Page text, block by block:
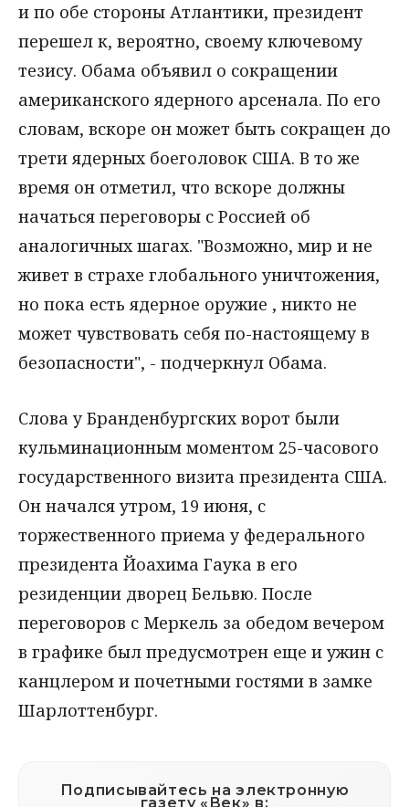
и по обе стороны Атлантики, президент
перешел к, вероятно, своему ключевому
тезису. Обама объявил о сокращении
американского ядерного арсенала. По его
словам, вскоре он может быть сокращен до
трети ядерных боеголовок США. В то же
время он отметил, что вскоре должны
начаться переговоры с Россией об
аналогичных шагах. "Возможно, мир и не
живет в страхе глобального уничтожения,
но пока есть ядерное оружие , никто не
может чувствовать себя по-настоящему в
безопасности", - подчеркнул Обама.
Слова у Бранденбургских ворот были
кульминационным моментом 25-часового
государственного визита президента США.
Он начался утром, 19 июня, с
торжественного приема у федерального
президента Йоахима Гаука в его
резиденции дворец Бельвю. После
переговоров с Меркель за обедом вечером
в графике был предусмотрен еще и ужин с
канцлером и почетными гостями в замке
Шарлоттенбург.
Подписывайтесь на электронную
газету «Век» в: